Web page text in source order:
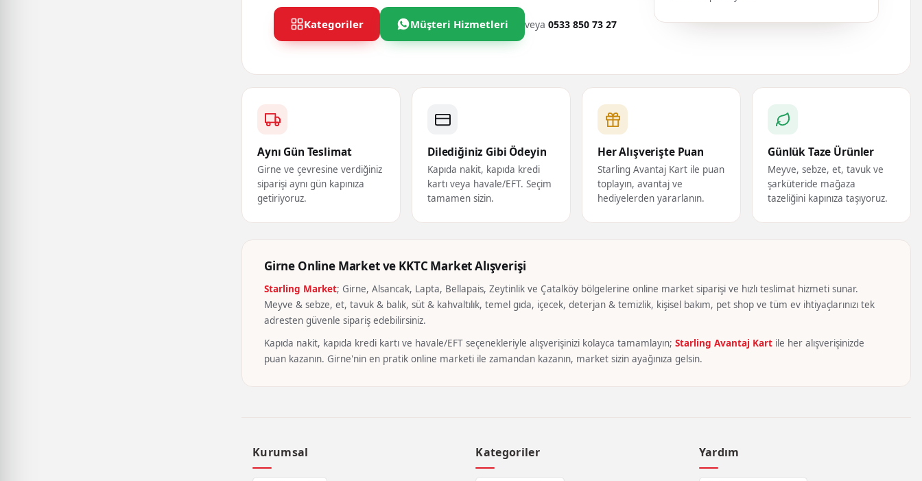
Kategoriler Müşteri Hizmetleri veya 0533 850 73 27
Aynı Gün Teslimat
Girne ve çevresine verdiğiniz
siparişi aynı gün kapınıza
getiriyoruz.
Dilediğiniz Gibi Ödeyin
Kapıda nakit, kapıda kredi
kartı veya havale/EFT. Seçim
tamamen sizin.
Her Alışverişte Puan
Starling Avantaj Kart ile puan
toplayın, avantaj ve
hediyelerden yararlanın.
Günlük Taze Ürünler
Meyve, sebze, et, tavuk ve
şarküteride mağaza
tazeliğini kapınıza taşıyoruz.
Girne Online Market ve KKTC Market Alışverişi
Starling Market; Girne, Alsancak, Lapta, Bellapais, Zeytinlik ve Çatalköy bölgelerine online market siparişi ve hızlı teslimat hizmeti sunar.
Meyve & sebze, et, tavuk & balık, süt & kahvaltılık, temel gıda, içecek, deterjan & temizlik, kişisel bakım, pet shop ve tüm ev ihtiyaçlarınızı tek
adresten güvenle sipariş edebilirsiniz.
Kapıda nakit, kapıda kredi kartı ve havale/EFT seçenekleriyle alışverişinizi kolayca tamamlayın; Starling Avantaj Kart ile her alışverişinizde
puan kazanın. Girne'nin en pratik online marketi ile zamandan kazanın, market sizin ayağınıza gelsin.
Kurumsal Kategoriler Yardım